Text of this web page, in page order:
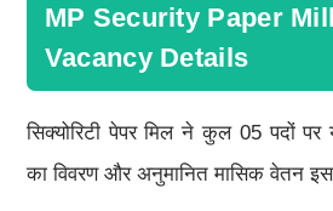
MP Security Paper
Vacancy Details
सिक्योरिटी पेपर मिल ने कुल 05 पदों पर
का विवरण और अनुमानित मासिक वेतन